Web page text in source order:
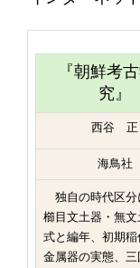
『朝鮮考
究』
西谷 正
海鳥社
独自の時代区分
櫛目文土器・無
式と編年、初期稲
金属器の実態、三